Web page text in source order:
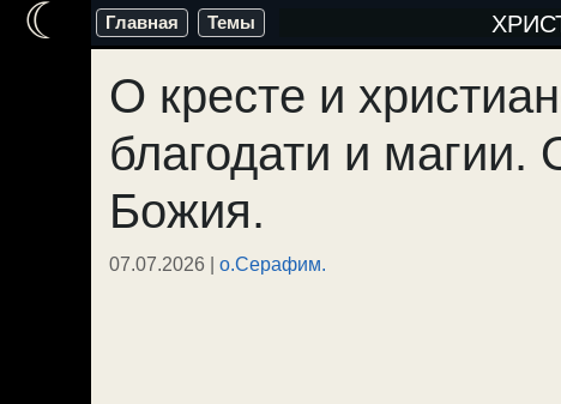
Перейти
содержимому
Главная Темы
О кресте и
благодати и
Божия.
07.07.2026 | о.Серафим.
☾